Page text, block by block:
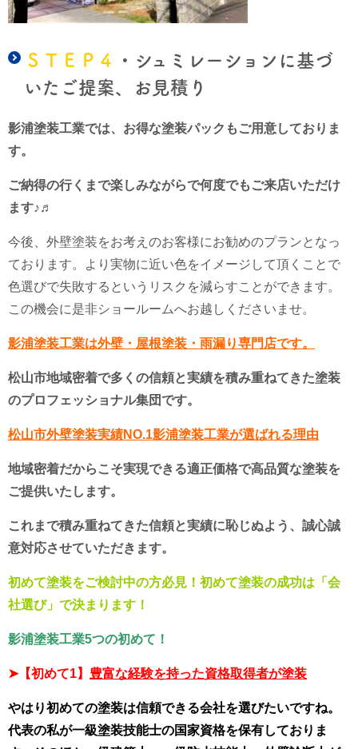
ＳＴＥＰ４
・シュミレーションに基づ
いたご提案、お見積り
影浦塗装工業では、お得な塗装パックもご用意しておりま
す。
ご納得の行くまで楽しみながらで何度でもご来店いただけ
ます♪♬
今後、外壁塗装をお考えのお客様にお勧めのプランとなっ
ております。より実物に近い色をイメージして頂くことで
色選びで失敗するというリスクを減らすことができます。
この機会に是非ショールームへお越しくださいませ。
影浦塗装工業は外壁・屋根塗装・雨漏り専門店です。
松山市地域密着で多くの信頼と実績を積み重ねてきた塗装
のプロフェッショナル集団です。
松山市外壁塗装実績NO.1影浦塗装工業が選ばれる理由
地域密着だからこそ実現できる適正価格で高品質な塗装を
ご提供いたします。
これまで積み重ねてきた信頼と実績に恥じぬよう、誠心誠
意対応させていただきます。
初めて塗装をご検討中の方必見！初めて塗装の成功は「会
社選び」で決まります！
影浦塗装工業5つの初めて！
➤【初めて1】 豊富な経験を持った資格取得者が塗装
やはり初めての塗装は信頼できる会社を選びたいですね。
代表の私が一級塗装技能士の国家資格を保有しておりま